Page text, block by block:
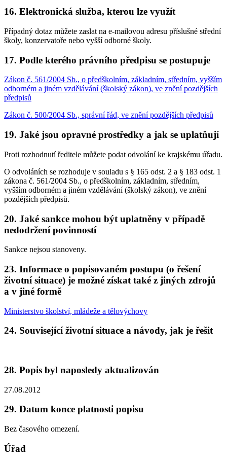
16. Elektronická služba, kterou lze využít
Případný dotaz můžete zaslat na e-mailovou adresu příslušné střední
školy, konzervatoře nebo vyšší odborné školy.
17. Podle kterého právního předpisu se postupuje
Zákon č. 561/2004 Sb., o předškolním, základním, středním, vyšším
odborném a jiném vzdělávání (školský zákon), ve znění pozdějších
předpisů
Zákon č. 500/2004 Sb., správní řád, ve znění pozdějších předpisů
19. Jaké jsou opravné prostředky a jak se uplatňují
Proti rozhodnutí ředitele můžete podat odvolání ke krajskému úřadu.
O odvoláních se rozhoduje v souladu s § 165 odst. 2 a § 183 odst. 1
zákona č. 561/2004 Sb., o předškolním, základním, středním,
vyšším odborném a jiném vzdělávání (školský zákon), ve znění
pozdějších předpisů.
20. Jaké sankce mohou být uplatněny v případě
nedodržení povinností
Sankce nejsou stanoveny.
23. Informace o popisovaném postupu (o řešení
životní situace) je možné získat také z jiných zdrojů
a v jiné formě
Ministerstvo školství, mládeže a tělovýchovy
24. Související životní situace a návody, jak je řešit
28. Popis byl naposledy aktualizován
27.08.2012
29. Datum konce platnosti popisu
Bez časového omezení.
Úřad